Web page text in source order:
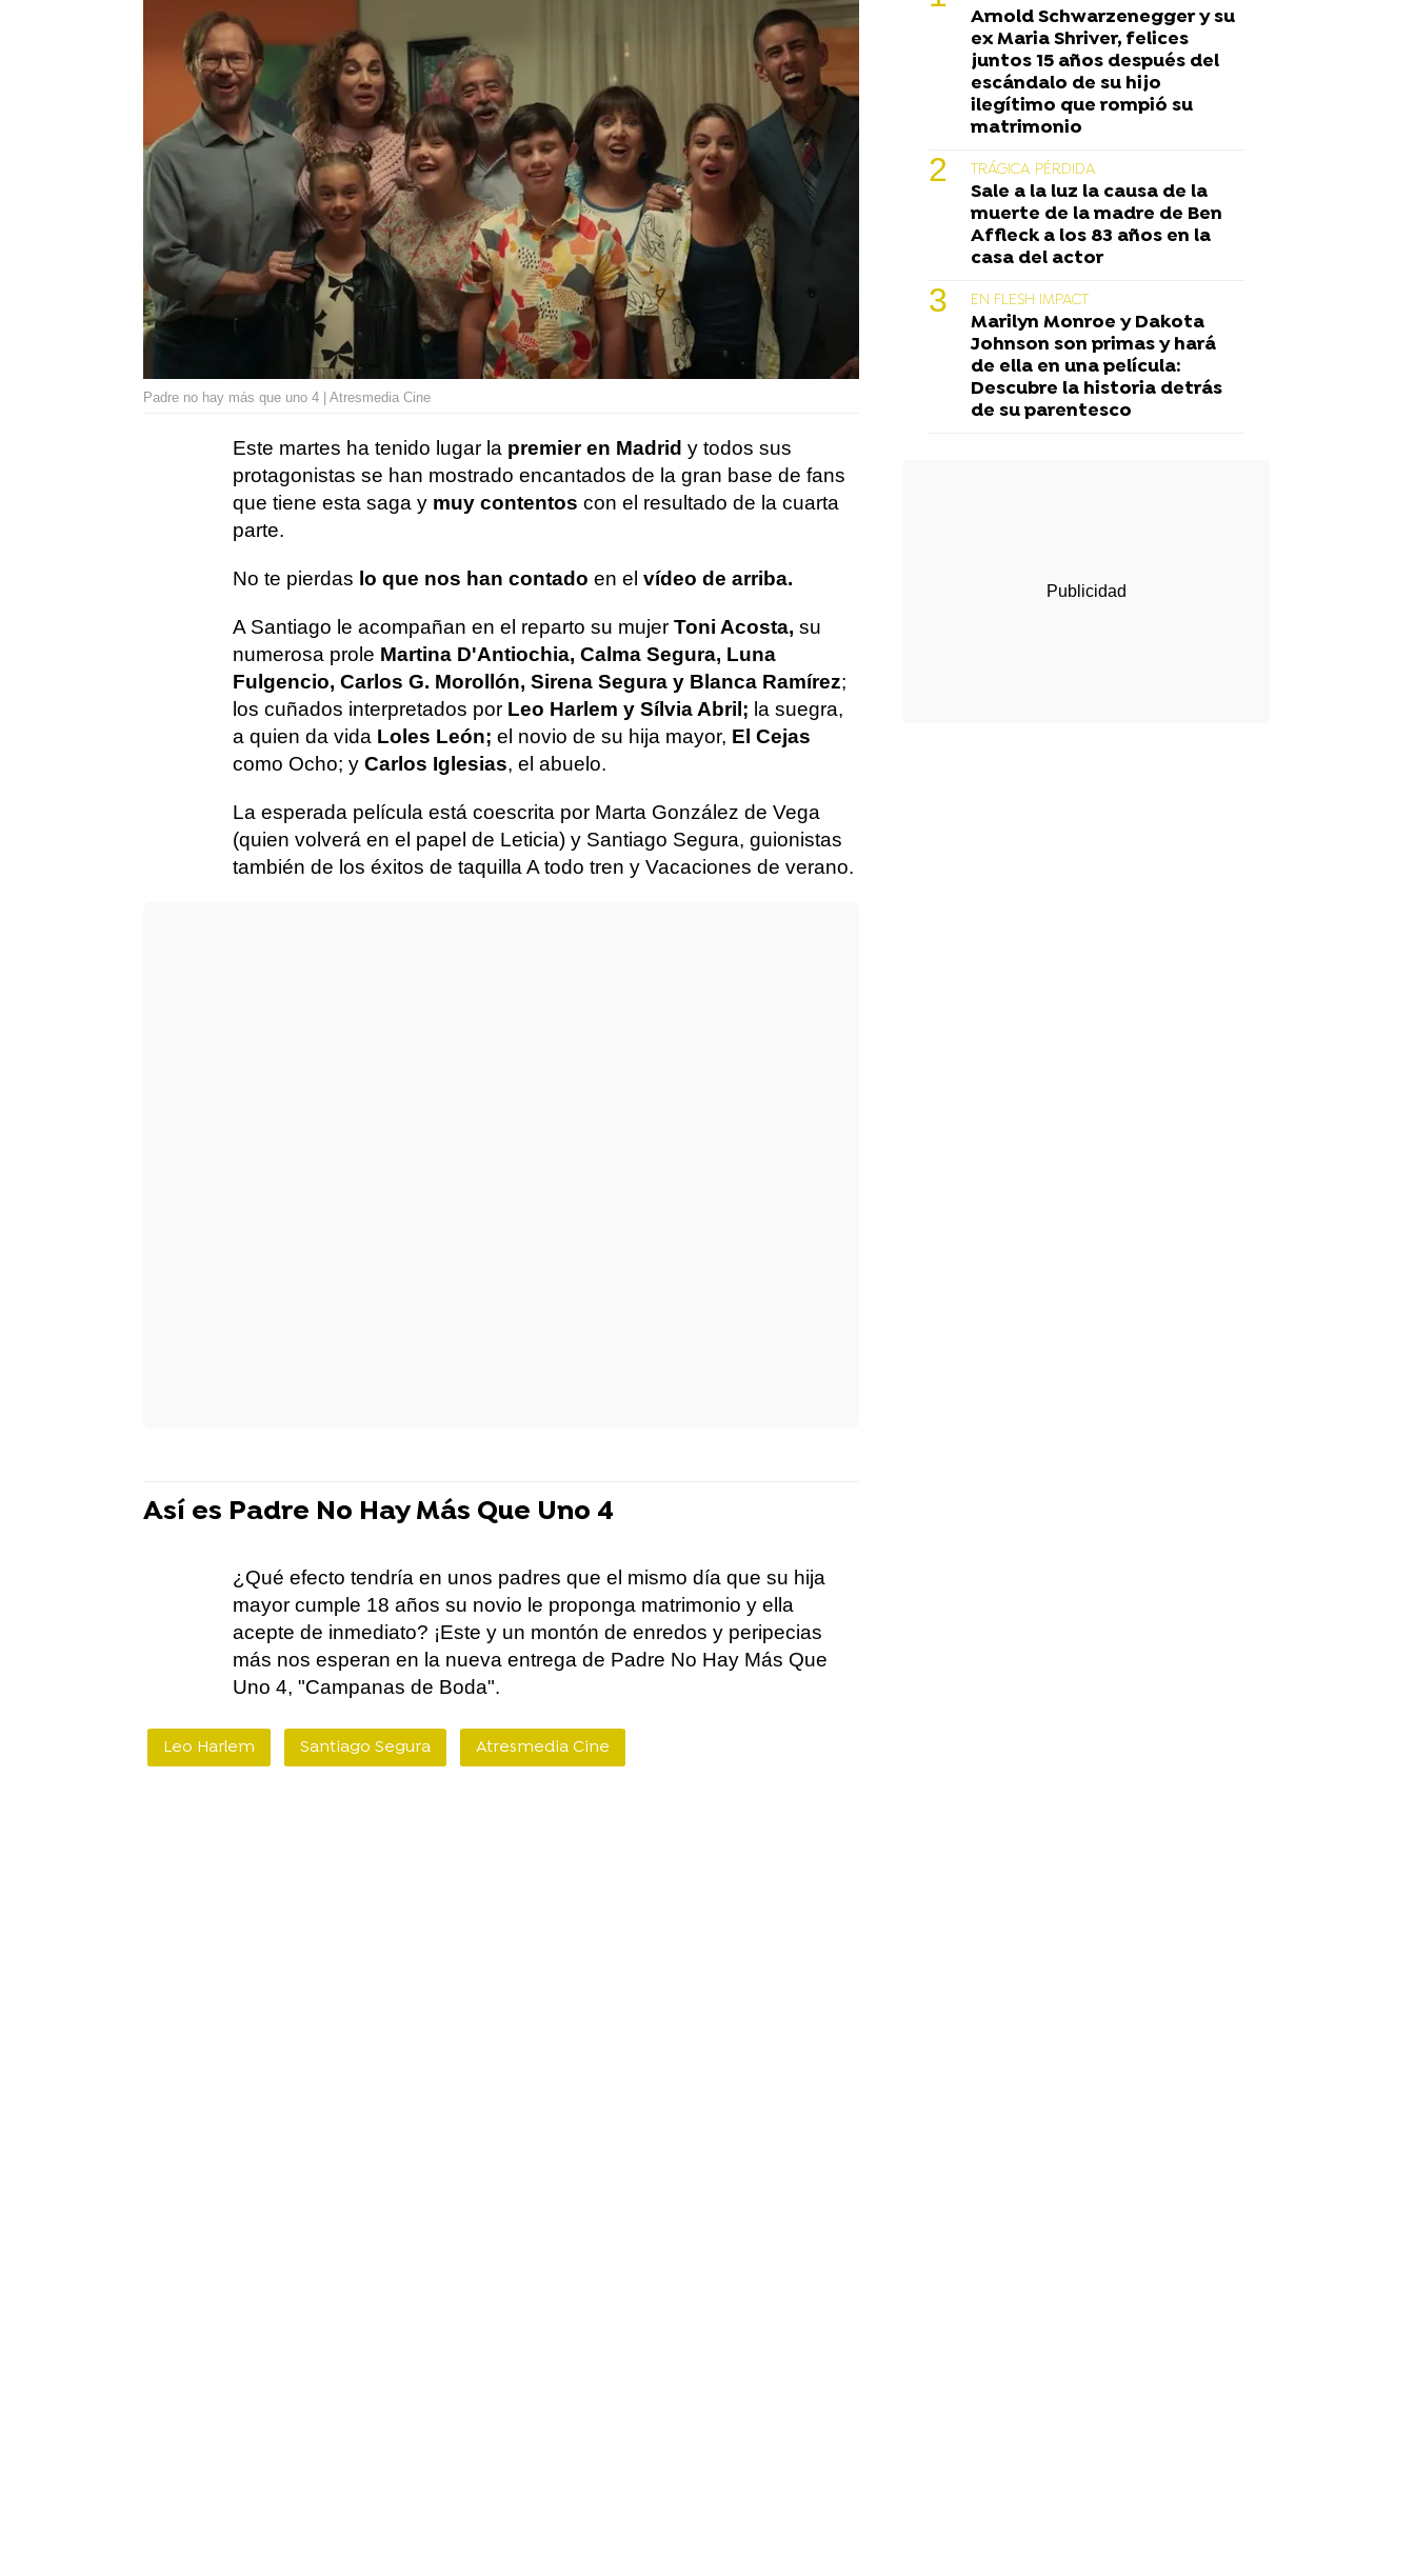
Padre no hay más que uno 4 | Atresmedia Cine
Este martes ha tenido lugar la premier en Madrid y todos sus
protagonistas se han mostrado encantados de la gran base de fans
que tiene esta saga y muy contentos con el resultado de la cuarta
parte.
No te pierdas lo que nos han contado en el vídeo de arriba.
A Santiago le acompañan en el reparto su mujer Toni Acosta, su
numerosa prole Martina D'Antiochia, Calma Segura, Luna
Fulgencio, Carlos G. Morollón, Sirena Segura y Blanca Ramírez;
los cuñados interpretados por Leo Harlem y Sílvia Abril; la suegra,
a quien da vida Loles León; el novio de su hija mayor, El Cejas
como Ocho; y Carlos Iglesias, el abuelo.
La esperada película está coescrita por Marta González de Vega
(quien volverá en el papel de Leticia) y Santiago Segura, guionistas
también de los éxitos de taquilla A todo tren y Vacaciones de verano.
Así es Padre No Hay Más Que Uno 4
¿Qué efecto tendría en unos padres que el mismo día que su hija
mayor cumple 18 años su novio le proponga matrimonio y ella
acepte de inmediato? ¡Este y un montón de enredos y peripecias
más nos esperan en la nueva entrega de Padre No Hay Más Que
Uno 4, "Campanas de Boda".
Leo Harlem Santiago Segura Atresmedia Cine
Arnold Schwarzenegger y su
ex Maria Shriver, felices
juntos 15 años después del
escándalo de su hijo
ilegítimo que rompió su
matrimonio
TRÁGICA PÉRDIDA
Sale a la luz la causa de la
muerte de la madre de Ben
Affleck a los 83 años en la
casa del actor
EN FLESH IMPACT
Marilyn Monroe y Dakota
Johnson son primas y hará
de ella en una película:
Descubre la historia detrás
de su parentesco